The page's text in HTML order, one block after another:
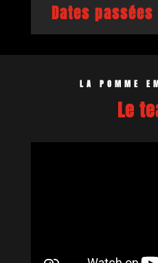
Dates passées
LA POMME
Le